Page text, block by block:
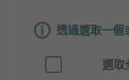
透過選取一個
選取